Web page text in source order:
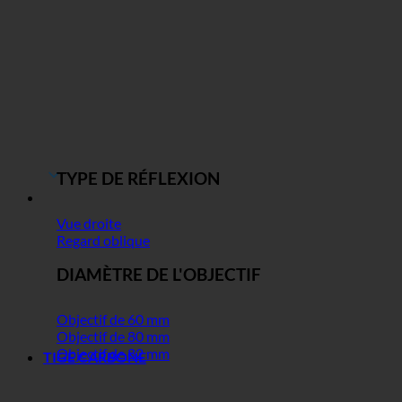
TYPE DE RÉFLEXION
Vue droite
Regard oblique
DIAMÈTRE DE L'OBJECTIF
Objectif de 60 mm
Objectif de 80 mm
Objectif de 82 mm
TIGE CARBONE